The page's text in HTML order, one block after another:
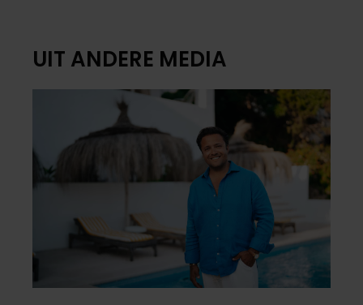
UIT ANDERE MEDIA